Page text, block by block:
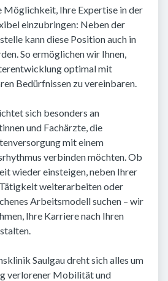
Möglichkeit, Ihre Expertise in der
einzubringen: Neben der
kann diese Position auch in
So ermöglichen wir Ihnen,
optimal mit
Bedürfnissen zu vereinbaren.
sich besonders an
und Fachärzte, die
mit einem
verbinden möchten. Ob
wieder einsteigen, neben Ihrer
weiterarbeiten oder
Arbeitsmodell suchen – wir
Ihre Karriere nach Ihren
Saulgau dreht sich alles um
verlorener Mobilität und